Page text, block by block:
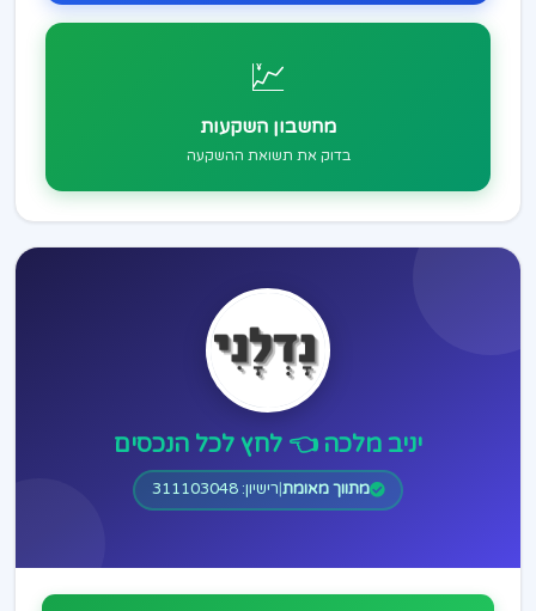
💹
מחשבון השקעות
בדוק את תשואת ההשקעה
יניב מלכה 👈 לחץ לכל הנכסים
מתווך מאומת רישיון: 311103048